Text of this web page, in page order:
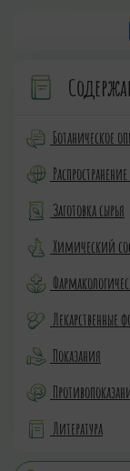
Ботаническое
Заготовка сырья
Химический
Лекарственные
Показания
Литература